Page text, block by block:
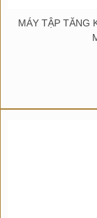
MÁY TẬP TĂNG